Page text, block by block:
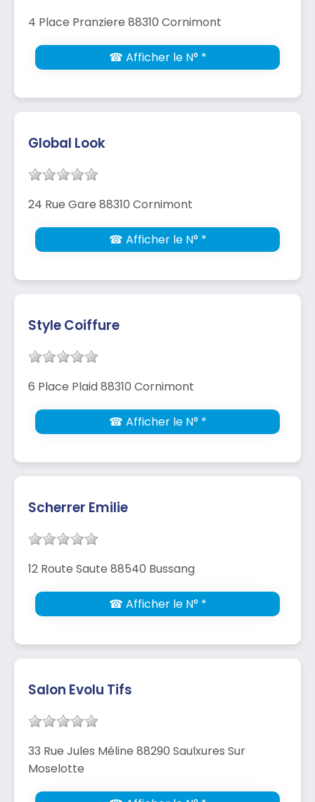
4 Place Pranziere 88310 Cornimont
☎ Afficher le N° *
Global Look
24 Rue Gare 88310 Cornimont
☎ Afficher le N° *
Style Coiffure
6 Place Plaid 88310 Cornimont
☎ Afficher le N° *
Scherrer Emilie
12 Route Saute 88540 Bussang
☎ Afficher le N° *
Salon Evolu Tifs
33 Rue Jules Méline 88290 Saulxures Sur
Moselotte